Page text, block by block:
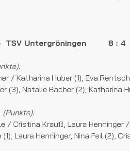
- TSV Untergröningen 8 : 4
/ Katharina Huber (1), Eva
(3), Natalie Bacher (2), Katharina
(Punkte):
/ Cristina Krauß, Laura Henninger /
Laura Henninger, Nina Feil (2),